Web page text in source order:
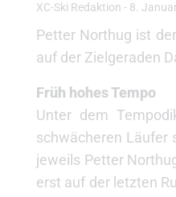
XC-Ski Redaktion - 8.
Petter Northug ist
auf der Zielgeraden
Früh hohes Tempo
Unter dem
schwächeren Läufer
jeweils Petter
erst auf der letzten